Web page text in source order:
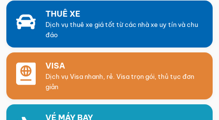
THUÊ XE
Dịch vụ thuê xe giá tốt từ các nhà xe uy tín và chu
đáo
VISA
Dịch vụ Visa nhanh, rẻ. Visa trọn gói, thủ tục đơn
giản
VÉ MÁY BAY